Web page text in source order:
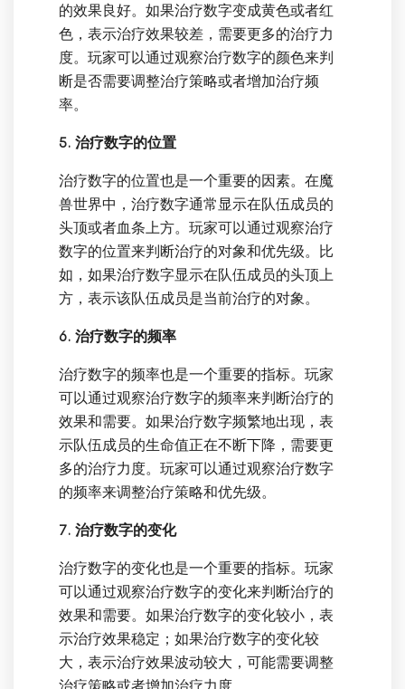
的效果良好。如果治疗数字变成黄色或者红
色，表示治疗效果较差，需要更多的治疗力
度。玩家可以通过观察治疗数字的颜色来判
断是否需要调整治疗策略或者增加治疗频
率。
5. 治疗数字的位置
治疗数字的位置也是一个重要的因素。在魔
兽世界中，治疗数字通常显示在队伍成员的
头顶或者血条上方。玩家可以通过观察治疗
数字的位置来判断治疗的对象和优先级。比
如，如果治疗数字显示在队伍成员的头顶上
方，表示该队伍成员是当前治疗的对象。
6. 治疗数字的频率
治疗数字的频率也是一个重要的指标。玩家
可以通过观察治疗数字的频率来判断治疗的
效果和需要。如果治疗数字频繁地出现，表
示队伍成员的生命值正在不断下降，需要更
多的治疗力度。玩家可以通过观察治疗数字
的频率来调整治疗策略和优先级。
7. 治疗数字的变化
治疗数字的变化也是一个重要的指标。玩家
可以通过观察治疗数字的变化来判断治疗的
效果和需要。如果治疗数字的变化较小，表
示治疗效果稳定；如果治疗数字的变化较
大，表示治疗效果波动较大，可能需要调整